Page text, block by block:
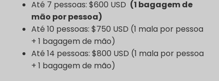
Até 7 pessoas: $600 USD (1 bagagem de
mão por pessoa)
Até 10 pessoas: $750 USD (1 mala por pessoa
+ 1 bagagem de mão)
Até 14 pessoas: $800 USD (1 mala por pessoa
+ 1 bagagem de mão)